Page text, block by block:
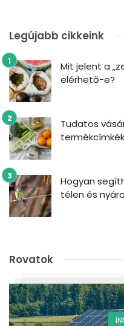
Legújabb cikkeink
Mit jelent a
elérhető-e?
Tudatos
Hogyan
télen és
Rovatok